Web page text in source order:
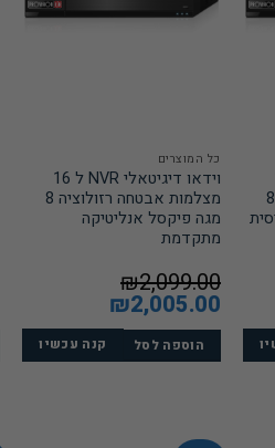
מצלמות אבטחה רזולוציה 8
כל המוצרים
וידאו דיגיטאלי NVR ל 16
מצלמות אבטחה רזולוציה 8
מגה פיקסל אנליטיקה
מתקדמת
₪2,099.00
המחיר
המקורי
היה:
₪2,099.00.
₪2,005.00 המחיר
הנוכחי
הוא:
₪2,005.00. הוספה לסל קנה עכשיו